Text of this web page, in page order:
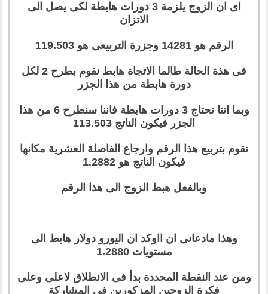
اى ان الزوج يلزمة 3 دورات هابطة لكى يصل الى
الاتزان
الرقم هو 14281 وجزرة التربيعى هو 119.503
فى هذة الحالة طالما الاتجاة هابط نقوم بطرح 2 لكل
دورة هابطة من هذا الجزر
وبما اننا نحتاج 3 دورات هابطة فاننا سنطرح 6 من هذا
الجزر فيكون الناتج 113.503
نقوم بتربيع هذا الرقم وارجاع الفاصلة العشرية مكانها
فيكون الناتج هو 1.2882
وبالفعل هبط الزوج الى هذا الرقم
وهذا مادعانى ان ااوكد ان اليورو دولار هابط الى
مستويات 1.2880
ومن عند النقطة المحددة بدأ فى الانطلاق لاعلى وعلى
فكرة الزوجين المزكورين فى المشاركة